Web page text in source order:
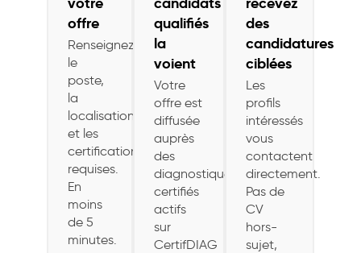
offre
Renseignez
le
poste,
la
localisation
et les
certifications
requises.
En
moins
de 5
minutes.
qualifiés
la
voient
Votre
offre est
diffusée
auprès
des
diagnostiqueurs
certifiés
actifs
sur
CertifDIAG
des
candidatures
ciblées
Les
profils
intéressés
vous
contactent
directement.
Pas de
CV
hors-
sujet,